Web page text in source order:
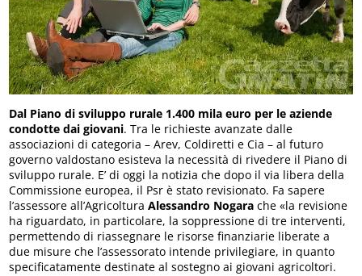
Dal Piano di sviluppo rurale 1.400 mila euro per le aziende
condotte dai giovani. Tra le richieste avanzate dalle
associazioni di categoria – Arev, Coldiretti e Cia – al futuro
governo valdostano esisteva la necessità di rivedere il Piano di
sviluppo rurale. E’ di oggi la notizia che dopo il via libera della
Commissione europea, il Psr è stato revisionato. Fa sapere
l’assessore all’AgricolturaAlessandro Nogara che «la revisione
ha riguardato, in particolare, la soppressione di tre interventi,
permettendo di riassegnare le risorse finanziarie liberate a
due misure che l’assessorato intende privilegiare, in quanto
specificatamente destinate al sostegno ai giovani agricoltori.